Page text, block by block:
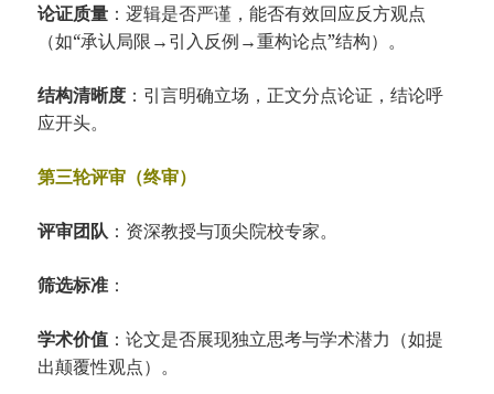
论证质量 ：逻辑是否严谨，能否有效回应反方观点
（如“承认局限→引入反例→重构论点”结构）。
结构清晰度 ：引言明确立场，正文分点论证，结论呼
应开头。
第三轮评审（终审）
评审团队 ：资深教授与顶尖院校专家。
筛选标准 ：
学术价值 ：论文是否展现独立思考与学术潜力（如提
出颠覆性观点）。